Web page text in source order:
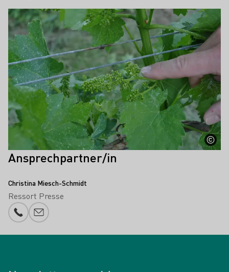
Ansprechpartner/in
Christina Miesch-Schmidt
Ressort Presse
Telefonnummer
E-Mail-Adresse